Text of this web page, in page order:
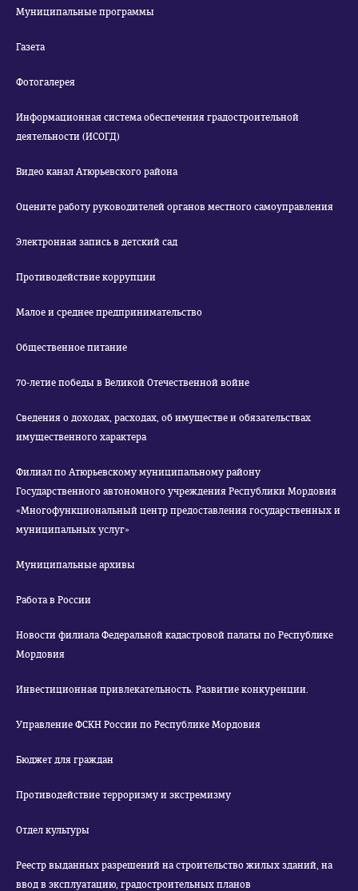
Муниципальные программы
Газета
Фотогалерея
Информационная система обеспечения градостроительной
деятельности (ИСОГД)
Видео канал Атюрьевского района
Оцените работу руководителей органов местного самоуправления
Электронная запись в детский сад
Противодействие коррупции
Малое и среднее предпринимательство
Общественное питание
70-летие победы в Великой Отечественной войне
Сведения о доходах, расходах, об имуществе и обязательствах
имущественного характера
Филиал по Атюрьевскому муниципальному району
Государственного автономного учреждения Республики Мордовия
«Многофункциональный центр предоставления государственных и
муниципальных услуг»
Муниципальные архивы
Работа в России
Новости филиала Федеральной кадастровой палаты по Республике
Мордовия
Инвестиционная привлекательность. Развитие конкуренции.
Управление ФСКН России по Республике Мордовия
Бюджет для граждан
Противодействие терроризму и экстремизму
Отдел культуры
Реестр выданных разрешений на строительство жилых зданий, на
ввод в эксплуатацию, градостроительных планов